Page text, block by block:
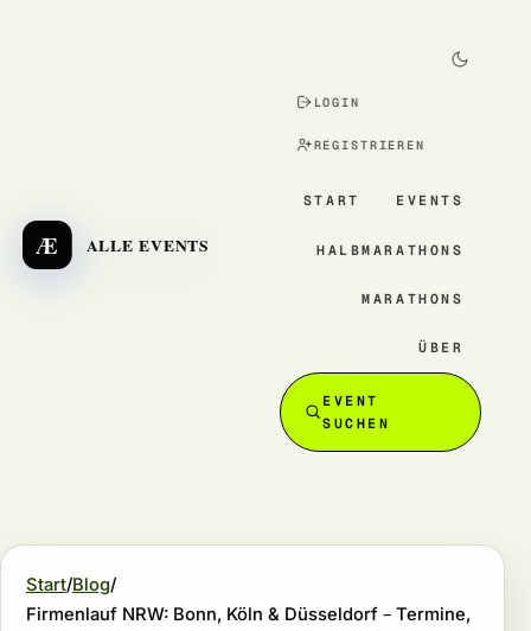
Æ ALLE EVENTS
LOGIN
REGISTRIEREN
START EVENTS
HALBMARATHONS
MARATHONS
ÜBER
EVENT
SUCHEN
Start Blog
Firmenlauf NRW: Bonn, Köln & Düsseldorf – Termine,